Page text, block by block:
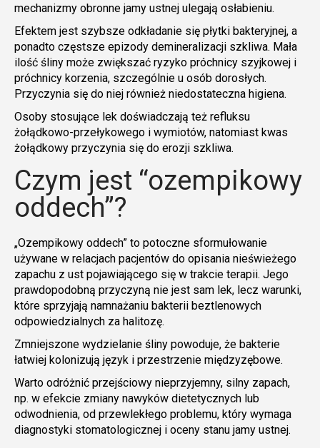
mechanizmy obronne jamy ustnej ulegają osłabieniu.
Efektem jest szybsze odkładanie się płytki bakteryjnej, a
ponadto częstsze epizody demineralizacji szkliwa. Mała
ilość śliny może zwiększać ryzyko próchnicy szyjkowej i
próchnicy korzenia, szczególnie u osób dorosłych.
Przyczynia się do niej również niedostateczna higiena.
Osoby stosujące lek doświadczają też refluksu
żołądkowo-przełykowego i wymiotów, natomiast kwas
żołądkowy przyczynia się do erozji szkliwa.
Czym jest “ozempikowy
oddech”?
„Ozempikowy oddech” to potoczne sformułowanie
używane w relacjach pacjentów do opisania nieświeżego
zapachu z ust pojawiającego się w trakcie terapii. Jego
prawdopodobną przyczyną nie jest sam lek, lecz warunki,
które sprzyjają namnażaniu bakterii beztlenowych
odpowiedzialnych za halitozę.
Zmniejszone wydzielanie śliny powoduje, że bakterie
łatwiej kolonizują język i przestrzenie międzyzębowe.
Warto odróżnić przejściowy nieprzyjemny, silny zapach,
np. w efekcie zmiany nawyków dietetycznych lub
odwodnienia, od przewlekłego problemu, który wymaga
diagnostyki stomatologicznej i oceny stanu jamy ustnej.